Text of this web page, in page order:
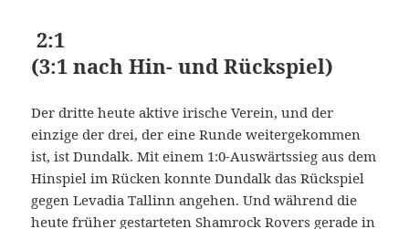
2:1
(3:1 nach Hin- und Rückspiel)
Der dritte heute aktive irische Verein, und der
einzige der drei, der eine Runde weitergekommen
ist, ist Dundalk. Mit einem 1:0-Auswärtssieg aus dem
Hinspiel im Rücken konnte Dundalk das Rückspiel
gegen Levadia Tallinn angehen. Und während die
heute früher gestarteten Shamrock Rovers gerade in